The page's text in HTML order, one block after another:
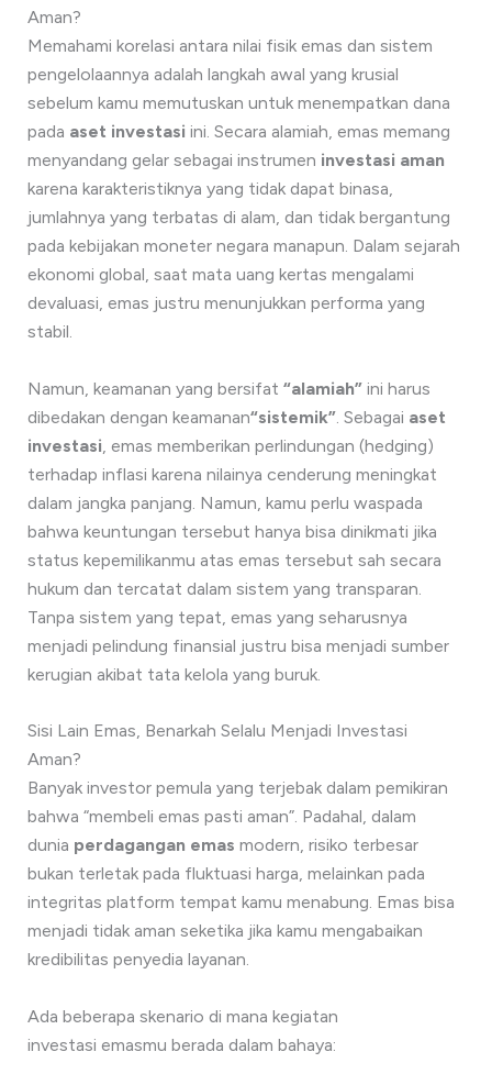
Aman?
Memahami korelasi antara nilai fisik emas dan sistem
pengelolaannya adalah langkah awal yang krusial
sebelum kamu memutuskan untuk menempatkan dana
pada aset investasi ini. Secara alamiah, emas memang
menyandang gelar sebagai instrumen investasi aman
karena karakteristiknya yang tidak dapat binasa,
jumlahnya yang terbatas di alam, dan tidak bergantung
pada kebijakan moneter negara manapun. Dalam sejarah
ekonomi global, saat mata uang kertas mengalami
devaluasi, emas justru menunjukkan performa yang
stabil.
Namun, keamanan yang bersifat “alamiah”ini harus
dibedakan dengan keamanan“sistemik”. Sebagai aset
investasi , emas memberikan perlindungan (hedging)
terhadap inflasi karena nilainya cenderung meningkat
dalam jangka panjang. Namun, kamu perlu waspada
bahwa keuntungan tersebut hanya bisa dinikmati jika
status kepemilikanmu atas emas tersebut sah secara
hukum dan tercatat dalam sistem yang transparan.
Tanpa sistem yang tepat, emas yang seharusnya
menjadi pelindung finansial justru bisa menjadi sumber
kerugian akibat tata kelola yang buruk.
Sisi Lain Emas, Benarkah Selalu Menjadi Investasi
Aman?
Banyak investor pemula yang terjebak dalam pemikiran
bahwa “membeli emas pasti aman”. Padahal, dalam
dunia perdagangan emas modern, risiko terbesar
bukan terletak pada fluktuasi harga, melainkan pada
integritas platform tempat kamu menabung. Emas bisa
menjadi tidak aman seketika jika kamu mengabaikan
kredibilitas penyedia layanan.
Ada beberapa skenario di mana kegiatan
investasi emasmu berada dalam bahaya: